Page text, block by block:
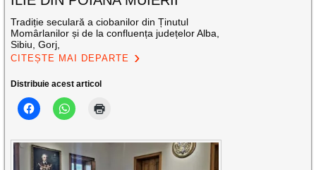
Tradiție seculară a ciobanilor din Ținutul
Momârlanilor și de la confluența județelor Alba,
Sibiu, Gorj,
CITEȘTE MAI DEPARTE
Distribuie acest articol